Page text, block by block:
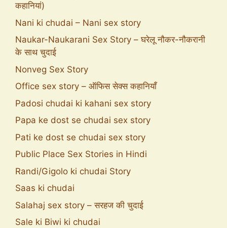
कहानियां)
Nani ki chudai – Nani sex story
Naukar-Naukarani Sex Story – घरेलू नौकर-नौकरानी
के साथ चुदाई
Nonveg Sex Story
Office sex story – ऑफिस सेक्स कहानियाँ
Padosi chudai ki kahani sex story
Papa ke dost se chudai sex story
Pati ke dost se chudai sex story
Public Place Sex Stories in Hindi
Randi/Gigolo ki chudai Story
Saas ki chudai
Salahaj sex story – सरहज की चुदाई
Sale ki Biwi ki chudai